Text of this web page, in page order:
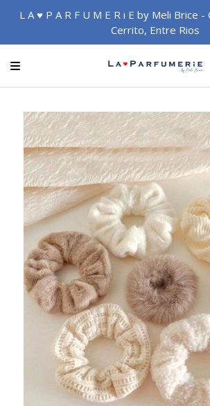
L A ♥ P A R F U M E R i E by Meli Brice
Cerrito, Entre Rios